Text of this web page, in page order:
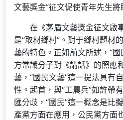
文藝獎金”征文促使青年先生
在《茅盾文藝獎金征文啟
是“取材鄉村”。對于鄉村題材
藝的特色。正如前文所述，“
方常識分子對《講話》的照應
藝，“國民文藝”這一提法具有
性。起首，與“工農兵”如許帶
匯分歧，“國民”這一概念是比
產黨方面在應用，公民黨方面